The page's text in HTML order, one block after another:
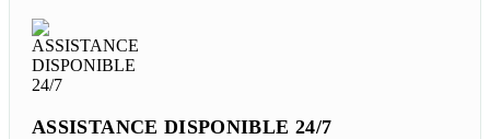
ASSISTANCE DISPONIBLE 24/7